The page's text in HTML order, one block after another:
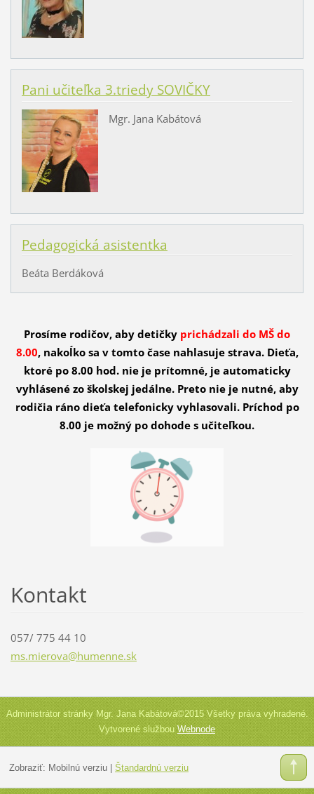
Pani učiteľka 3.triedy SOVIČKY
Mgr. Jana Kabátová
Pedagogická asistentka
Beáta Berdáková
Prosíme rodičov, aby detičky prichádzali do MŠ do
8.00, nakoĺko sa v tomto čase nahlasuje strava. Dieťa,
ktoré po 8.00 hod. nie je prítomné, je automaticky
vyhlásené zo školskej jedálne. Preto nie je nutné, aby
rodičia ráno dieťa telefonicky vyhlasovali. Príchod po
8.00 je možný po dohode s učiteľkou.
Kontakt
057/ 775 44 10
ms.mierova@humenne.sk
Administrátor stránky Mgr. Jana Kabátová©2015 Všetky práva vyhradené.
Vytvorené službouWebnode
Zobraziť: Mobilnú verziu| Štandardnú verziu